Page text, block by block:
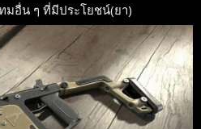
มอื่น ๆ ที่มีประโยชน์(ยา)